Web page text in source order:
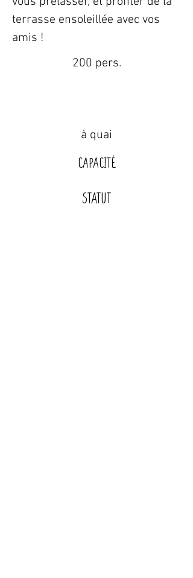
terrasse ensoleillée avec vos
amis !
200 pers.
à quai
Capacité
STATUT